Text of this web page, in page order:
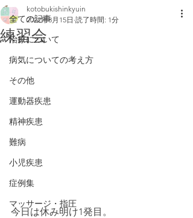
全ての記事
治療について
病気についての考え方
その他
運動器疾患
精神疾患
難病
小児疾患
症例集
マッサージ・指圧
練習会
kotobukishinkyuin
2022年8月15日 読了時間: 1分
今日は休み明け1発目。